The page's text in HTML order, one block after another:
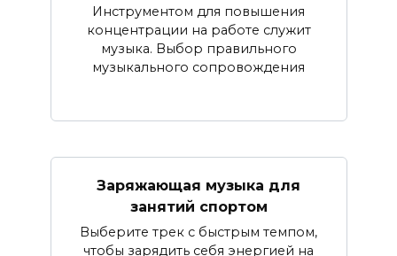
Инструментом для повышения
концентрации на работе служит
музыка. Выбор правильного
музыкального сопровождения
Заряжающая музыка для
занятий спортом
Выберите трек с быстрым темпом,
чтобы зарядить себя энергией на